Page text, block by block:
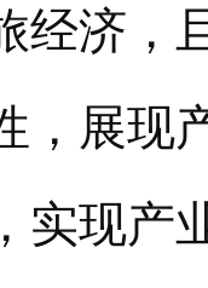
经济，
，展现
实现产